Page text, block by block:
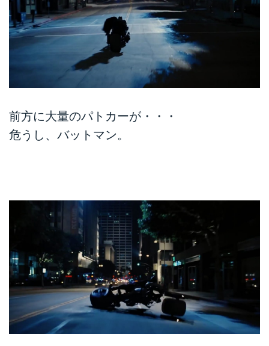
前方に大量のパトカーが・・・
危うし、バットマン。